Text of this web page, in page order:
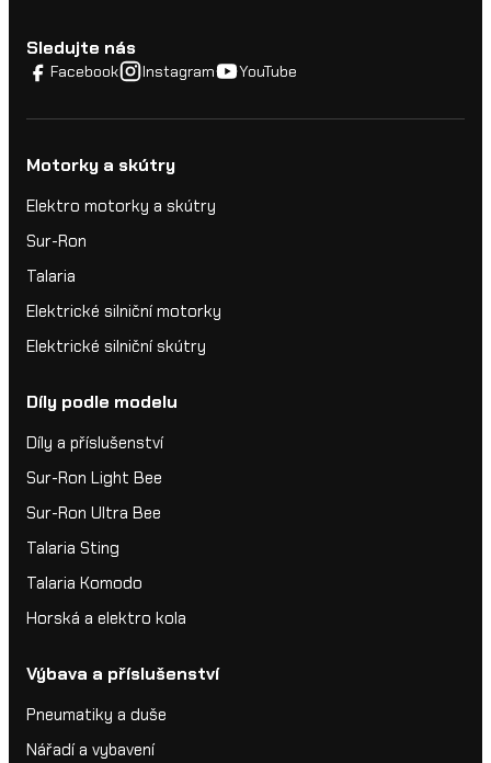
Sledujte nás
Facebook Instagram YouTube
Motorky a skútry
Elektro motorky a skútry
Sur-Ron
Talaria
Elektrické silniční motorky
Elektrické silniční skútry
Díly podle modelu
Díly a příslušenství
Sur-Ron Light Bee
Sur-Ron Ultra Bee
Talaria Sting
Talaria Komodo
Horská a elektro kola
Výbava a příslušenství
Pneumatiky a duše
Nářadí a vybavení